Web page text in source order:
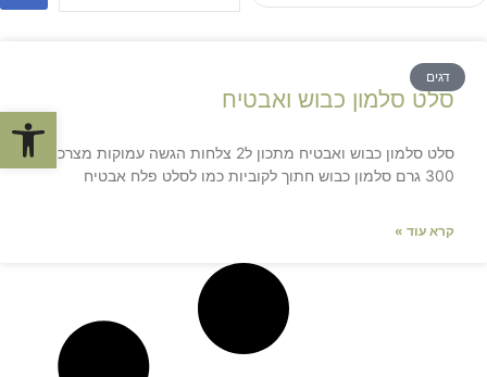
פתח
דגים
סלט סלמון כבוש ואבטיח
סלט סלמון כבוש ואבטיח מתכון ל2 צלחות הגשה עמוקות מצרכים:
300 גרם סלמון כבוש חתוך לקוביות כמו לסלט פלח אבטיח
קרא עוד »